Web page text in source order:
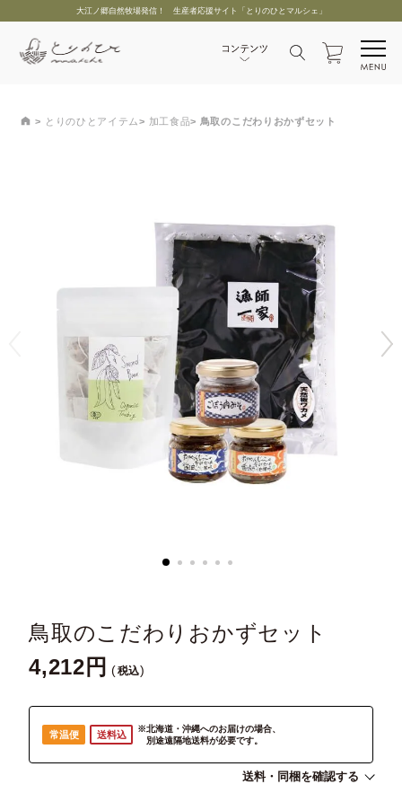
大江ノ郷自然牧場発信！ 生産者応援サイト「とりのひとマルシェ」
とりのひとアイテム 加工食品 鳥取のこだわりおかずセット
鳥取のこだわりおかずセット
4,212 税込
常温便 送料込
※北海道・沖縄へのお届けの場合、
別途遠隔地送料が必要です。
送料・同梱を確認する